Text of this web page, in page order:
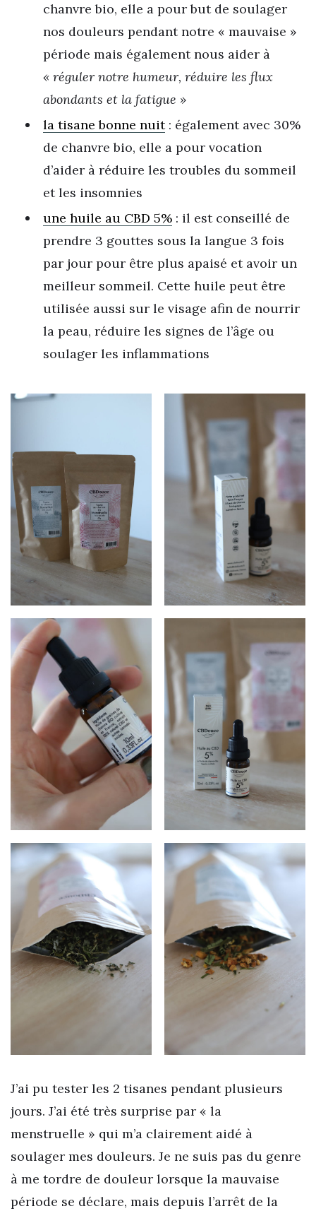
chanvre bio, elle a pour but de soulager
nos douleurs pendant notre « mauvaise »
période mais également nous aider à
« réguler notre humeur, réduire les flux
abondants et la fatigue »
la tisane bonne nuit: également avec 30%
de chanvre bio, elle a pour vocation
d’aider à réduire les troubles du sommeil
et les insomnies
une huile au CBD 5% : il est conseillé de
prendre 3 gouttes sous la langue 3 fois
par jour pour être plus apaisé et avoir un
meilleur sommeil. Cette huile peut être
utilisée aussi sur le visage afin de nourrir
la peau, réduire les signes de l’âge ou
soulager les inflammations
J’ai pu tester les 2 tisanes pendant plusieurs
jours. J’ai été très surprise par « la
menstruelle » qui m’a clairement aidé à
soulager mes douleurs. Je ne suis pas du genre
à me tordre de douleur lorsque la mauvaise
période se déclare, mais depuis l’arrêt de la